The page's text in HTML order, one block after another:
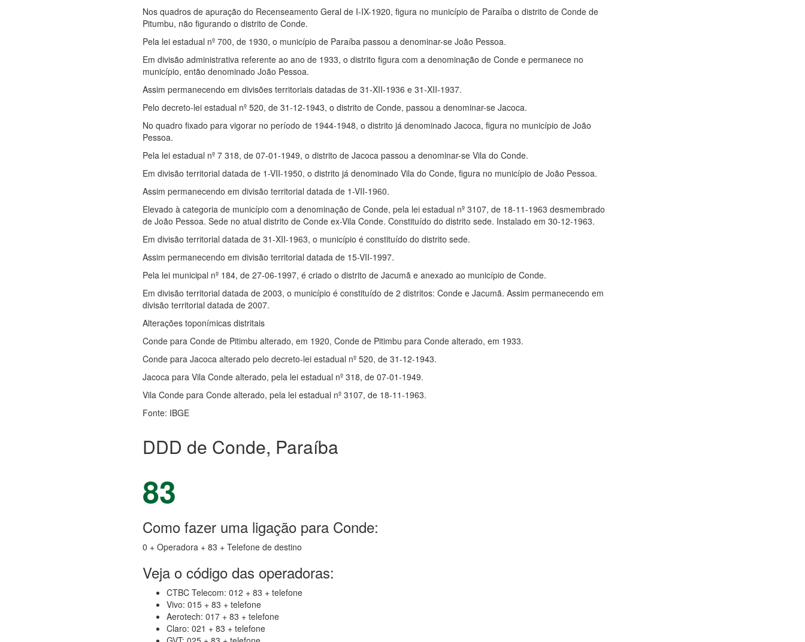
Nos quadros de apuração do Recenseamento Geral de I-IX-1920, figura no município de Paraíba o distrito de Conde de
Pitumbu, não figurando o distrito de Conde.
Pela lei estadual nº 700, de 1930, o município de Paraíba passou a denominar-se João Pessoa.
Em divisão administrativa referente ao ano de 1933, o distrito figura com a denominação de Conde e permanece no
município, então denominado João Pessoa.
Assim permanecendo em divisões territoriais datadas de 31-XII-1936 e 31-XII-1937.
Pelo decreto-lei estadual nº 520, de 31-12-1943, o distrito de Conde, passou a denominar-se Jacoca.
No quadro fixado para vigorar no período de 1944-1948, o distrito já denominado Jacoca, figura no município de João
Pessoa.
Pela lei estadual nº 7 318, de 07-01-1949, o distrito de Jacoca passou a denominar-se Vila do Conde.
Em divisão territorial datada de 1-VII-1950, o distrito já denominado Vila do Conde, figura no município de João Pessoa.
Assim permanecendo em divisão territorial datada de 1-VII-1960.
Elevado à categoria de município com a denominação de Conde, pela lei estadual nº 3107, de 18-11-1963 desmembrado
de João Pessoa. Sede no atual distrito de Conde ex-Vila Conde. Constituído do distrito sede. Instalado em 30-12-1963.
Em divisão territorial datada de 31-XII-1963, o município é constituído do distrito sede.
Assim permanecendo em divisão territorial datada de 15-VII-1997.
Pela lei municipal nº 184, de 27-06-1997, é criado o distrito de Jacumã e anexado ao município de Conde.
Em divisão territorial datada de 2003, o município é constituído de 2 distritos: Conde e Jacumã. Assim permanecendo em
divisão territorial datada de 2007.
Alterações toponímicas distritais
Conde para Conde de Pitimbu alterado, em 1920, Conde de Pitimbu para Conde alterado, em 1933.
Conde para Jacoca alterado pelo decreto-lei estadual nº 520, de 31-12-1943.
Jacoca para Vila Conde alterado, pela lei estadual nº 318, de 07-01-1949.
Vila Conde para Conde alterado, pela lei estadual nº 3107, de 18-11-1963.
Fonte: IBGE
DDD de Conde, Paraíba
83
Como fazer uma ligação para Conde:
0 + Operadora + 83 + Telefone de destino
Veja o código das operadoras:
CTBC Telecom: 012 + 83 + telefone
Vivo: 015 + 83 + telefone
Aerotech: 017 + 83 + telefone
Claro: 021 + 83 + telefone